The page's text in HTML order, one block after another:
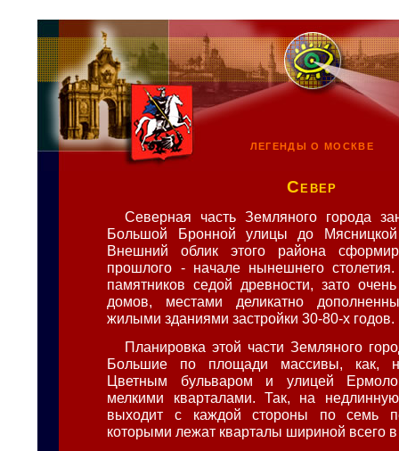
ЛЕГЕНДЫ О МОСКВЕ
Север
Северная часть Земляного города
Большой Бронной улицы до
Внешний облик этого района
прошлого - начале нынешнего
памятников седой древности, зато
домов, местами деликатно
жилыми зданиями застройки 30-80-х годов.
Планировка этой части Земляного
Большие по площади массивы, как,
Цветным бульваром и улицей
мелкими кварталами. Так, на
выходит с каждой стороны по семь
которыми лежат кварталы шириной всего